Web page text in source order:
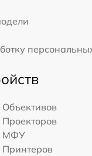
Объективов
Проекторов
МФУ
Принтеров